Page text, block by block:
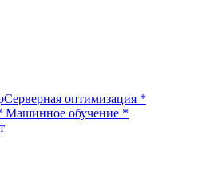
Серверная оптимизация *
Машинное обучение *